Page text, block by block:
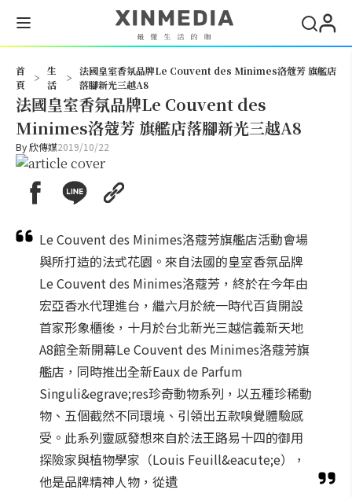
首
頁
>
生
活
>
法國皇室香氛品牌Le Couvent des Minimes洛蔻芳 旗艦店
落腳新光三越A8
法國皇室香氛品牌Le Couvent des
Minimes洛蔻芳 旗艦店落腳新光三越A8
By欣傳媒2019/10/22
Le Couvent des Minimes洛蔻芳旗艦店活動會場
與所打造的法式花園。來自法國的皇室香氛品牌
Le Couvent des Minimes洛蔻芳，終於在今年由
宏亞香水代理進台，繼六月於統一時代百貨開設
首家形象櫃後，十月於台北新光三越信義新天地
A8館全新開幕Le Couvent des Minimes洛蔻芳旗
艦店，同時推出全新Eaux de Parfum
Singuli&egrave;res珍奇動物系列，以五種珍稀動
物、五個截然不同環境、引領出五款嗅覺體驗感
受。此系列靈感發想來自於法王路易十四的御用
探險家與植物學家（Louis Feuill&eacute;e），
他是品牌精神人物，從遺